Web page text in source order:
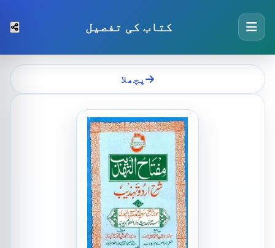
کتاب کی تفصیل
پچھلا